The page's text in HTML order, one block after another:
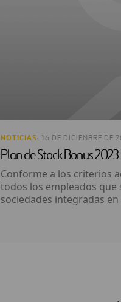
NOTICIAS · 16 DE DICIEMBRE DE
Plan de Stock Bonus
Conforme a los criterios
todos los empleados que
sociedades integradas